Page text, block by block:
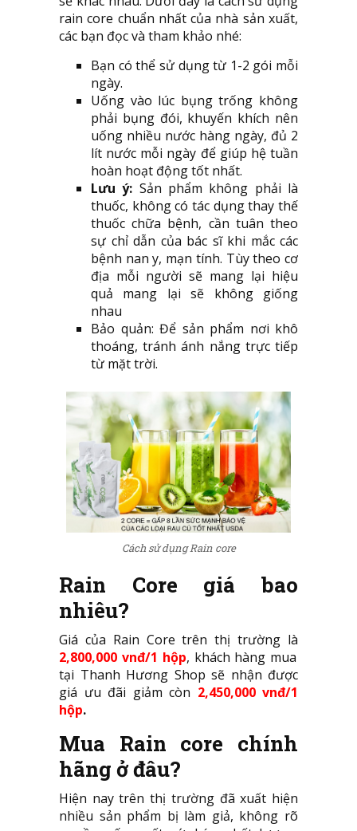
rain core chuẩn nhất của nhà sản xuất,
các bạn đọc và tham khảo nhé:
Bạn có thể sử dụng từ 1-2 gói mỗi
ngày.
Uống vào lúc bụng trống không
phải bụng đói, khuyến khích nên
uống nhiều nước hàng ngày, đủ 2
lít nước mỗi ngày để giúp hệ tuần
hoàn hoạt động tốt nhất.
Lưu ý: Sản phẩm không phải là
thuốc, không có tác dụng thay thế
thuốc chữa bệnh, cần tuân theo
sự chỉ dẫn của bác sĩ khi mắc các
bệnh nan y, mạn tính. Tùy theo cơ
địa mỗi người sẽ mang lại hiệu
quả mang lại sẽ không giống
nhau
Bảo quản: Để sản phẩm nơi khô
thoáng, tránh ánh nắng trực tiếp
từ mặt trời.
Cách sử dụng Rain core
Rain Core giá bao
nhiêu?
Giá của Rain Core trên thị trường là
2,800,000 vnđ/1 hộp, khách hàng mua
tại Thanh Hương Shop sẽ nhận được
giá ưu đãi giảm còn 2,450,000 vnđ/1
hộp.
Mua Rain core chính
hãng ở đâu?
Hiện nay trên thị trường đã xuất hiện
nhiều sản phẩm bị làm giả, không rõ